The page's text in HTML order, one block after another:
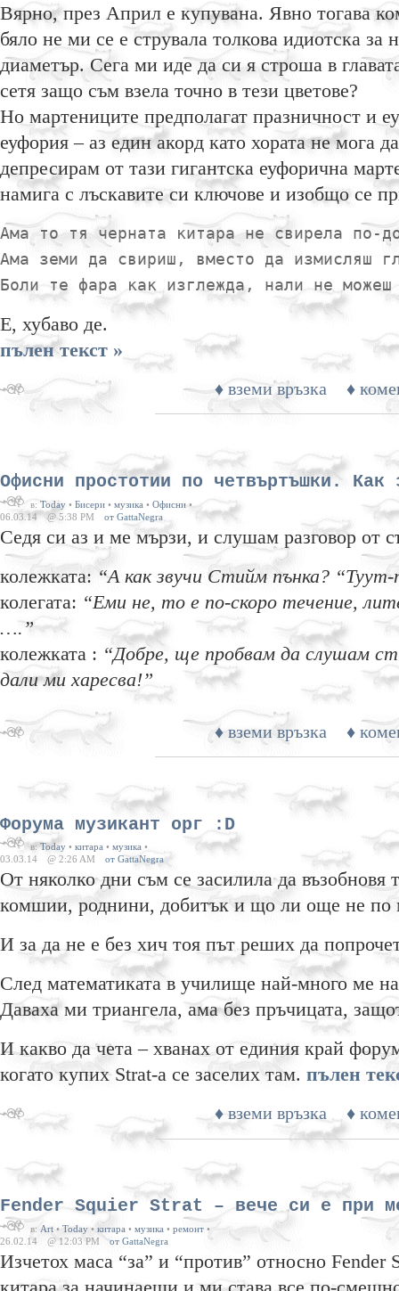
Вярно, през Април е купувана. Явно тогава
бяло не ми се е струвала толкова идиотска
диаметър. Сега ми иде да си я строша в
сетя защо съм взела точно в тези цветове?
Но мартениците предполагат празничност и
еуфория – аз един акорд като хората не мога
депресирам от тази гигантска еуфорична
намига с лъскавите си ключове и изобщо се
Ама то тя черната китара не свирела по-
Ама земи да свириш, вместо да измисляш
Боли те фара как изглежда, нали не
Е, хубаво де.
пълен текст »
♦ вземи връзка ♦
Офисни простотии по четвъртъшки. Как
в:Today• Бисери• музика • Офисни•
06.03.14
@ 5:38 PM от GattaNegra
Седя си аз и ме мързи, и слушам разговор от
колежката:“А как звучи Стийм пънка?
колегата: “Еми не, то е по-скоро течение,
….”
колежката : “Добре, ще пробвам да слушам
дали ми харесва!”
♦ вземи връзка ♦
Форума музикант орг :D
в:Today• китара• музика•
03.03.14
@ 2:26 AM от GattaNegra
От няколко дни съм се засилила да възобновя
комшии, роднини, добитък и що ли още не по
И за да не е без хич тоя път реших да
След математиката в училище най-много ме
Даваха ми триангела, ама без пръчицата,
И какво да чета – хванах от единия край
когато купих Strat-а се заселих там. пълен
♦ вземи връзка ♦
Fender Squier Strat – вече си е при
в: Art•Today• китара • музика • ремонт•
26.02.14
@ 12:03 PM от GattaNegra
Изчетох маса “за” и “против” относно Fender